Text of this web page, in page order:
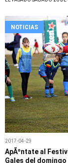
NOTICIAS
2017-04-29
ApÃºntate al
Gales del domingo